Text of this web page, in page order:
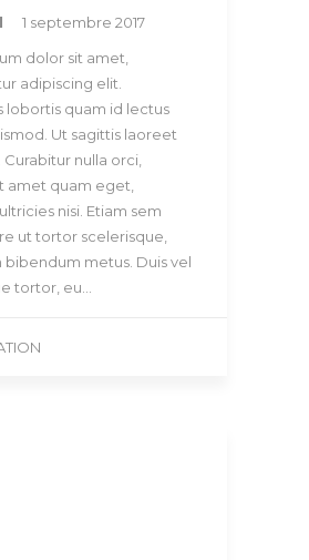
1 septembre 2017
dolor sit amet,
adipiscing elit.
lobortis quam id lectus
Ut sagittis laoreet
nulla orci,
amet quam eget,
nisi. Etiam sem
ut tortor scelerisque,
bibendum metus. Duis vel
tortor, eu…